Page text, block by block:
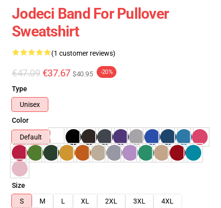
Jodeci Band For Pullover
Sweatshirt
(1 customer reviews)
€47.09 €37.67 $40.95 -20%
Type
Unisex
Color
Default
Size
S
M L XL 2XL 3XL
4XL